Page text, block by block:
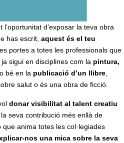
d’exposar la teva obra
has escrit, aquest és el teu
portes a totes les professionals que
sigui en disciplines com la pintura,
o bé en la publicació d’un llibre,
salut o és una obra de ficció.
donar visibilitat al talent creatiu
seva contribució més enllà de
que anima totes les col·legiades
nos una mica sobre la seva